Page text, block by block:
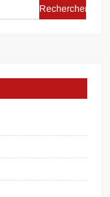
Rechercher :